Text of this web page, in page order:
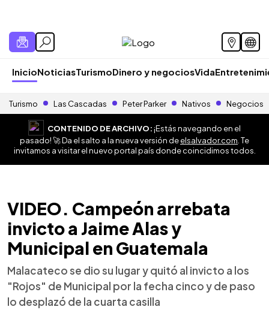
InicioNoticiasTurismoDinero y negociosVida
Turismo Las Cascadas Peter Parker Nativos Negocios
CONTENIDO DE ARCHIVO:¡Estás navegando en el
pasado! 🚀 Da el salto a la nueva versión deelsalvador.com . Te
invitamos a visitar el nuevo portal país donde coincidimos todos.
VIDEO. Campeón arrebata
invicto a Jaime Alas y
Municipal en Guatemala
Malacateco se dio su lugar y quitó al invicto a los
"Rojos" de Municipal por la fecha cinco y de paso
lo desplazó de la cuarta casilla